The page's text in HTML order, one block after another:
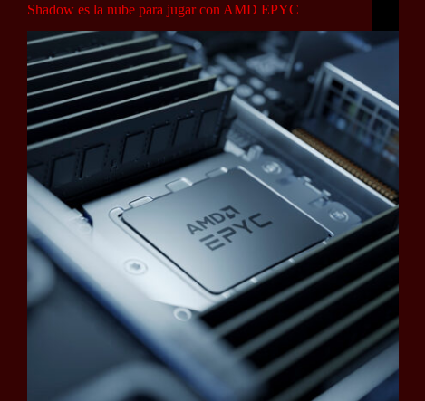
Shadow es la nube para jugar con AMD EPYC